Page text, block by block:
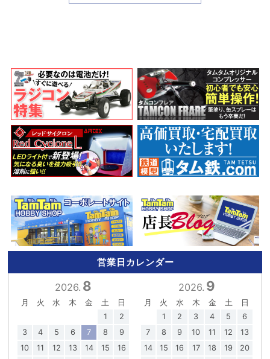
営業日カレンダー
2026. 8
月 火 水 木 金 土
日
1
2
3
4 5 6 7 8
9
10
11 12 13 14 15
16
2026. 9
月 火 水 木 金 土
日
1
2 3 4 5
6
7
8 9 10 11 12
13
14
15 16 17 18 19
20